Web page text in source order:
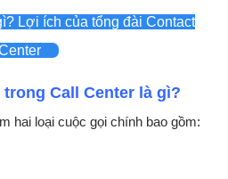
Lợi ích của tổng đài Contact
Call Center là gì?
hai loại cuộc gọi chính bao gồm: